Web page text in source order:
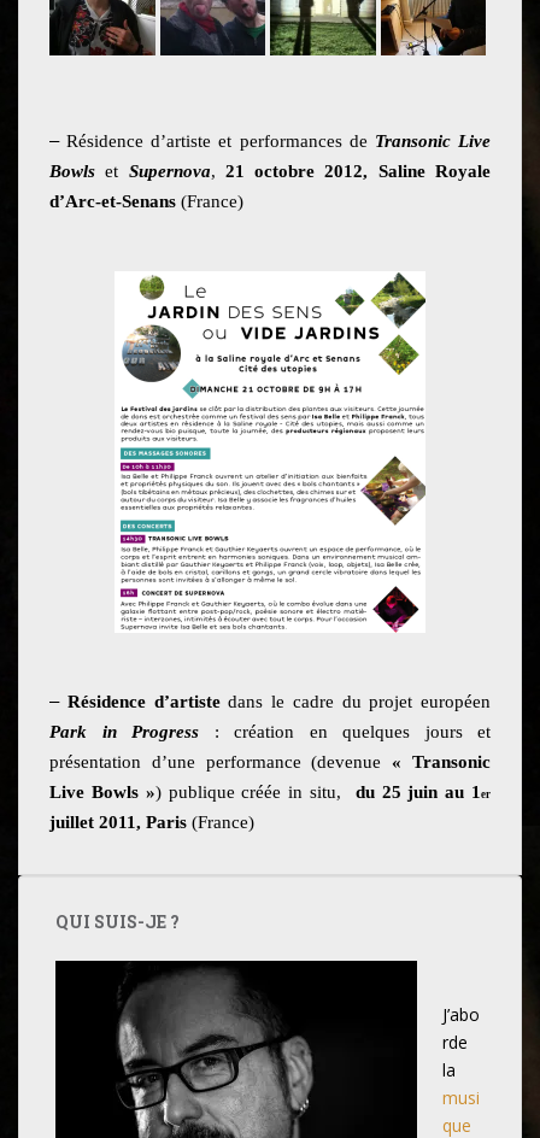
–Résidence d’artiste et performances de Transonic Live
Bowls et Supernova, 21 octobre 2012,
Saline Royale
d’Arc-et-Senans (France)
– Résidence d’artistedans le cadre du projet européen
Park in Progress : création en quelques jours et
présentation d’une performance (devenue« Transonic
Live Bowls ») publique créée in situ, du 25 juin au 1er
juillet 2011, Paris (France)
QUI SUIS-JE ?
J’abo
rde
la
musi
que